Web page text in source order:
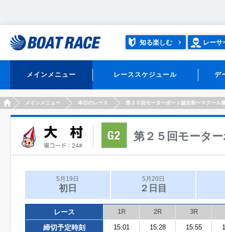
知る楽しむ レーサ
メインメニュー レーススケジュール デ
HOMEメインメニュー 本日のレース 第２５回モーターボート誕生祭〜マクール
第２５回モータ
5月19日
初日
5月20日
２日目
レース 1R 2R 3R
締切予定時刻 15:01 15:28 15:55